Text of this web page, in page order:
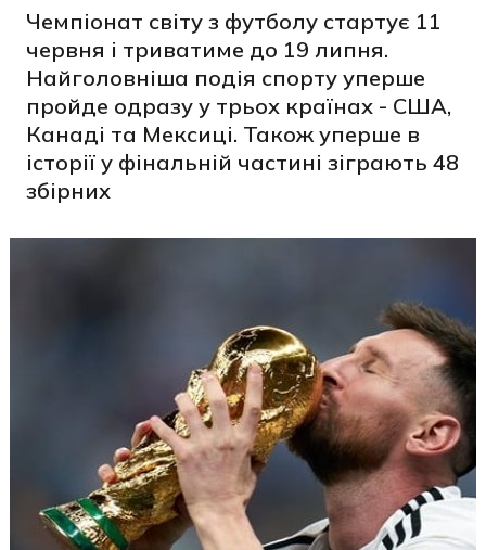
Чемпіонат світу з футболу стартує 11
червня і триватиме до 19 липня.
Найголовніша подія спорту уперше
пройде одразу у трьох країнах - США,
Канаді та Мексиці. Також уперше в
історії у фінальній частині зіграють 48
збірних